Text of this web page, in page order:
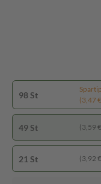
98 St
(3,47
49 St (3,59
21 St (3,92